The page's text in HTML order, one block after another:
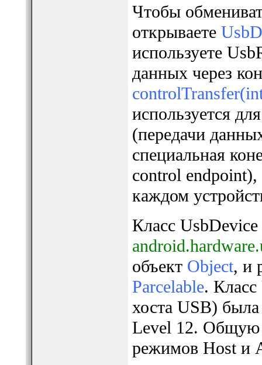
Чтобы
открываете
используете
данных через
используется
(передачи
специальная
control endpoint),
каждом
Класс UsbDevice
объект Object, и
Parcelable.
хоста USB)
Level 12. Общую
режимов Host и